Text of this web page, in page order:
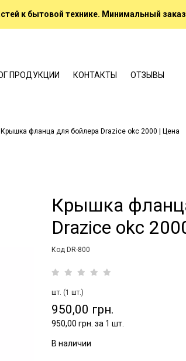
к бытовой технике. Минимальный заказ
ПРОДУКЦИИ КОНТАКТЫ ОТЗЫВЫ
Крышка фланца для бойлера Drazice okc 2000 | Цена
Крышка
Drazice okc
Код DR-800
шт. (1 шт.)
950,00 грн.
950,00 грн. за 1 шт.
В наличии